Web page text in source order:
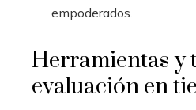
empoderados.
Herramientas y
evaluación en